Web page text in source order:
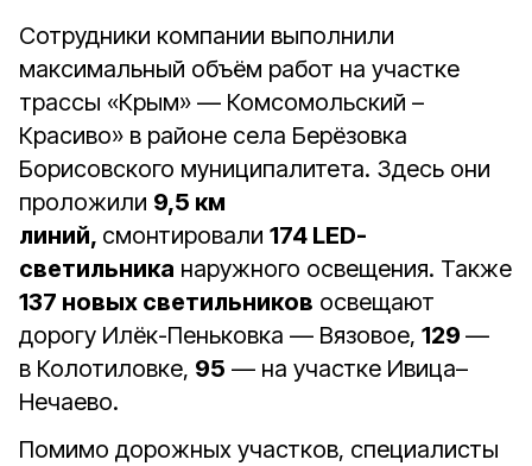
Сотрудники компании выполнили
максимальный объём работ на участке
трассы «Крым» — Комсомольский –
Красиво» в районе села Берёзовка
Борисовского муниципалитета. Здесь они
проложили 9,5 км
линий, смонтировали 174 LED-
светильника наружного освещения. Также
137 новых светильников освещают
дорогу Илёк-Пеньковка — Вязовое, 129 —
в Колотиловке, 95 — на участке Ивица–
Нечаево.
Помимо дорожных участков, специалисты